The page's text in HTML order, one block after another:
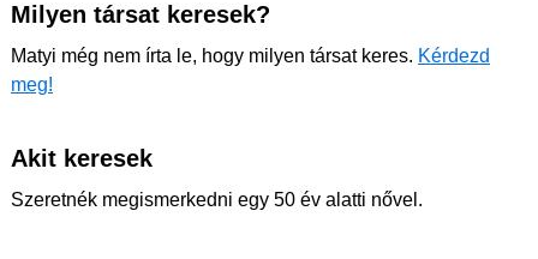
Milyen társat keresek?
Matyi még nem írta le, hogy milyen társat keres. Kérdezd
meg!
Akit keresek
Szeretnék megismerkedni egy 50 év alatti nővel.